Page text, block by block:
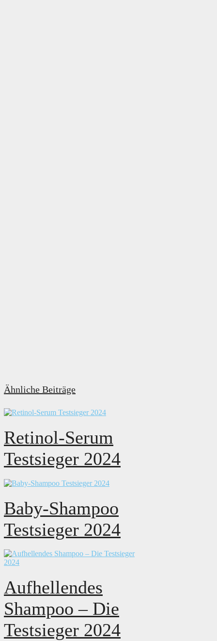
Ähnliche Beiträge
Retinol-Serum
Testsieger 2024
Baby-Shampoo
Testsieger 2024
Aufhellendes
Shampoo – Die
Testsieger 2024